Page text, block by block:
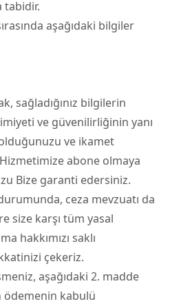
tabidir.
aşağıdaki bilgiler
sağladığınız bilgilerin
ve güvenilirliğinin yanı
ve ikamet
abone olmaya
Bize garanti edersiniz.
durumunda, ceza mevzuatı da
size karşı tüm yasal
hakkımızı saklı
çekeriz.
aşağıdaki 2. madde
ödemenin kabulü